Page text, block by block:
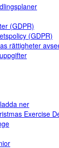
(GDPR)
(GDPR)
rättigheter
ner
Exercise